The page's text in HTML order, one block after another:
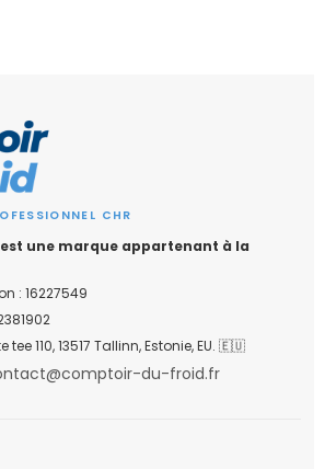
CHR
une marque appartenant à la
: 16227549
110, 13517 Tallinn, Estonie, EU. 🇪🇺
du-froid.fr